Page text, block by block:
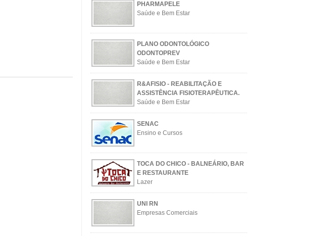
PHARMAPELE
Saúde e Bem Estar
PLANO ODONTOLÓGICO
ODONTOPREV
Saúde e Bem Estar
R&AFISIO - REABILITAÇÃO E
ASSISTÊNCIA FISIOTERAPÊUTICA.
Saúde e Bem Estar
SENAC
Ensino e Cursos
TOCA DO CHICO - BALNEÁRIO, BAR
E RESTAURANTE
Lazer
UNI RN
Empresas Comerciais